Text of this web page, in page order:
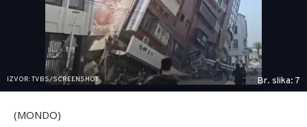
IZVOR: TVBS/SCREENSHOT Br. slika: 7
(MONDO)